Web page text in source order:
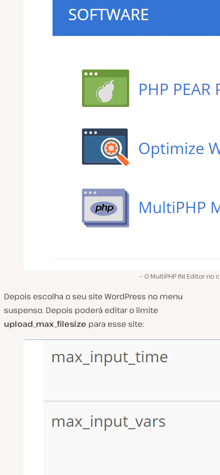
O MultiPHP INI Editor no
Depois escolha o seu site WordPress no menu
suspenso. Depois poderá editar o limite
upload_max_filesize para esse site: